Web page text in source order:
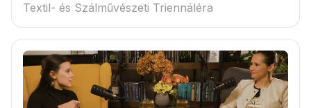
Textil- és Szálművészeti Triennáléra